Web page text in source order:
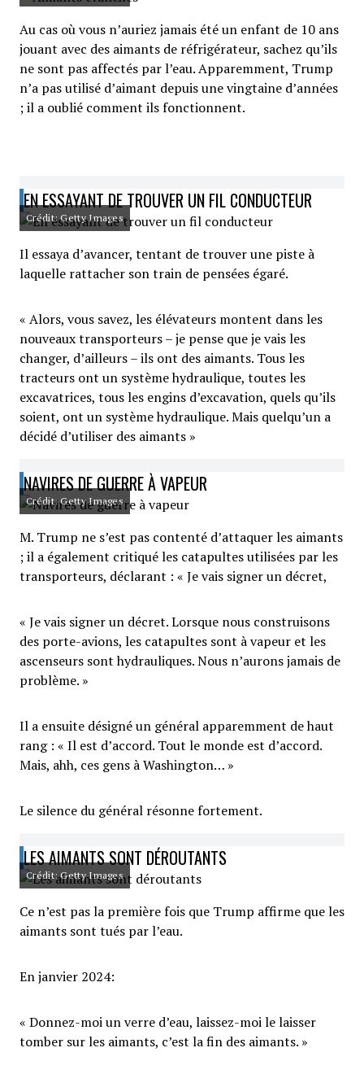
Au cas où vous n’auriez jamais été un enfant de 10 ans
jouant avec des aimants de réfrigérateur, sachez qu’ils
ne sont pas affectés par l’eau. Apparemment, Trump
n’a pas utilisé d’aimant depuis une vingtaine d’années
; il a oublié comment ils fonctionnent.
EN ESSAYANT DE TROUVER UN FIL CONDUCTEUR
Crédit: Getty Images
Il essaya d’avancer, tentant de trouver une piste à
laquelle rattacher son train de pensées égaré.
« Alors, vous savez, les élévateurs montent dans les
nouveaux transporteurs – je pense que je vais les
changer, d’ailleurs – ils ont des aimants. Tous les
tracteurs ont un système hydraulique, toutes les
excavatrices, tous les engins d’excavation, quels qu’ils
soient, ont un système hydraulique. Mais quelqu’un a
décidé d’utiliser des aimants »
NAVIRES DE GUERRE À VAPEUR
Crédit: Getty Images
M. Trump ne s’est pas contenté d’attaquer les aimants
; il a également critiqué les catapultes utilisées par les
transporteurs, déclarant : « Je vais signer un décret,
« Je vais signer un décret. Lorsque nous construisons
des porte-avions, les catapultes sont à vapeur et les
ascenseurs sont hydrauliques. Nous n’aurons jamais de
problème. »
Il a ensuite désigné un général apparemment de haut
rang : « Il est d’accord. Tout le monde est d’accord.
Mais, ahh, ces gens à Washington… »
Le silence du général résonne fortement.
LES AIMANTS SONT DÉROUTANTS
Crédit: Getty Images
Ce n’est pas la première fois que Trump affirme que les
aimants sont tués par l’eau.
En janvier 2024:
« Donnez-moi un verre d’eau, laissez-moi le laisser
tomber sur les aimants, c’est la fin des aimants. »